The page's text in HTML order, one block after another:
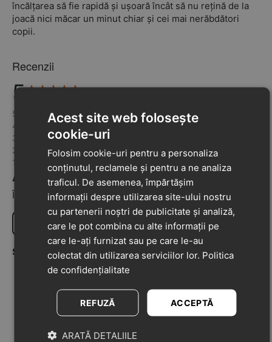
încălțarea să fie rapidă și ușoară încât să nu rețină de la
joacă nici măcar un minut chiar și cei mai nerăbdători
copii.
Recenzii
5
5 din 5
4 din 4
3 din 3
2 din 2
1 din 1
Adaugă o recenzie la acest produs
Împărtășiți-vă opiniile despre acest produs cu alți clienți
Scrie o recenzie
Sub Anonimat
04-08-2024
5
Avantaje
Se potrivesc foarte bine pentru piciorusele
pufoase ale bebelușului nostru. Sunt usoare
so flexibile.
Acest site web folosește
cookie-uri
Folosim cookie-uri pentru a personaliza
conținutul, reclamele și pentru a ne analiza
traficul. De asemenea, împărtășim
informații despre utilizarea site-ului nostru
cu partenerii noștri de publicitate și analiză,
care le pot combina cu alte informații pe
care le-ați furnizat sau pe care le-au
colectat din utilizarea serviciilor lor. Politica
de confidențialitate
ACCEPTĂ
REFUZĂ
ARATĂ DETALIILE